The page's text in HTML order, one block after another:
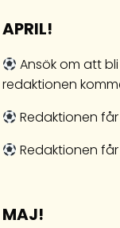
APRIL!
Ansök om att
redaktionen
Redaktionen
Redaktionen
MAJ!